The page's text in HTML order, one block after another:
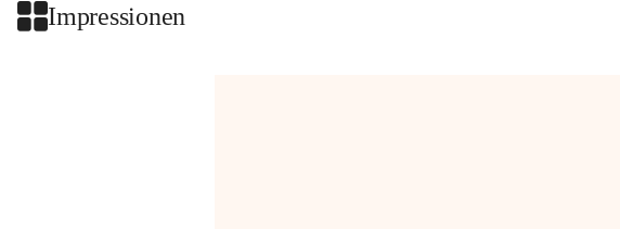
Impressionen